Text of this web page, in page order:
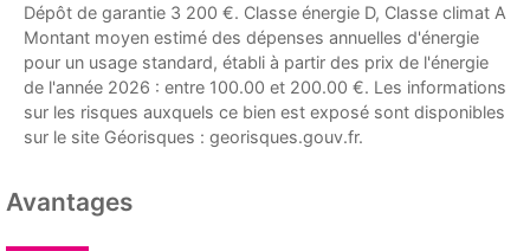
Dépôt de garantie 3 200 €. Classe énergie D, Classe climat A
Montant moyen estimé des dépenses annuelles d'énergie
pour un usage standard, établi à partir des prix de l'énergie
de l'année 2026 : entre 100.00 et 200.00 €. Les informations
sur les risques auxquels ce bien est exposé sont disponibles
sur le site Géorisques : georisques.gouv.fr.
Avantages